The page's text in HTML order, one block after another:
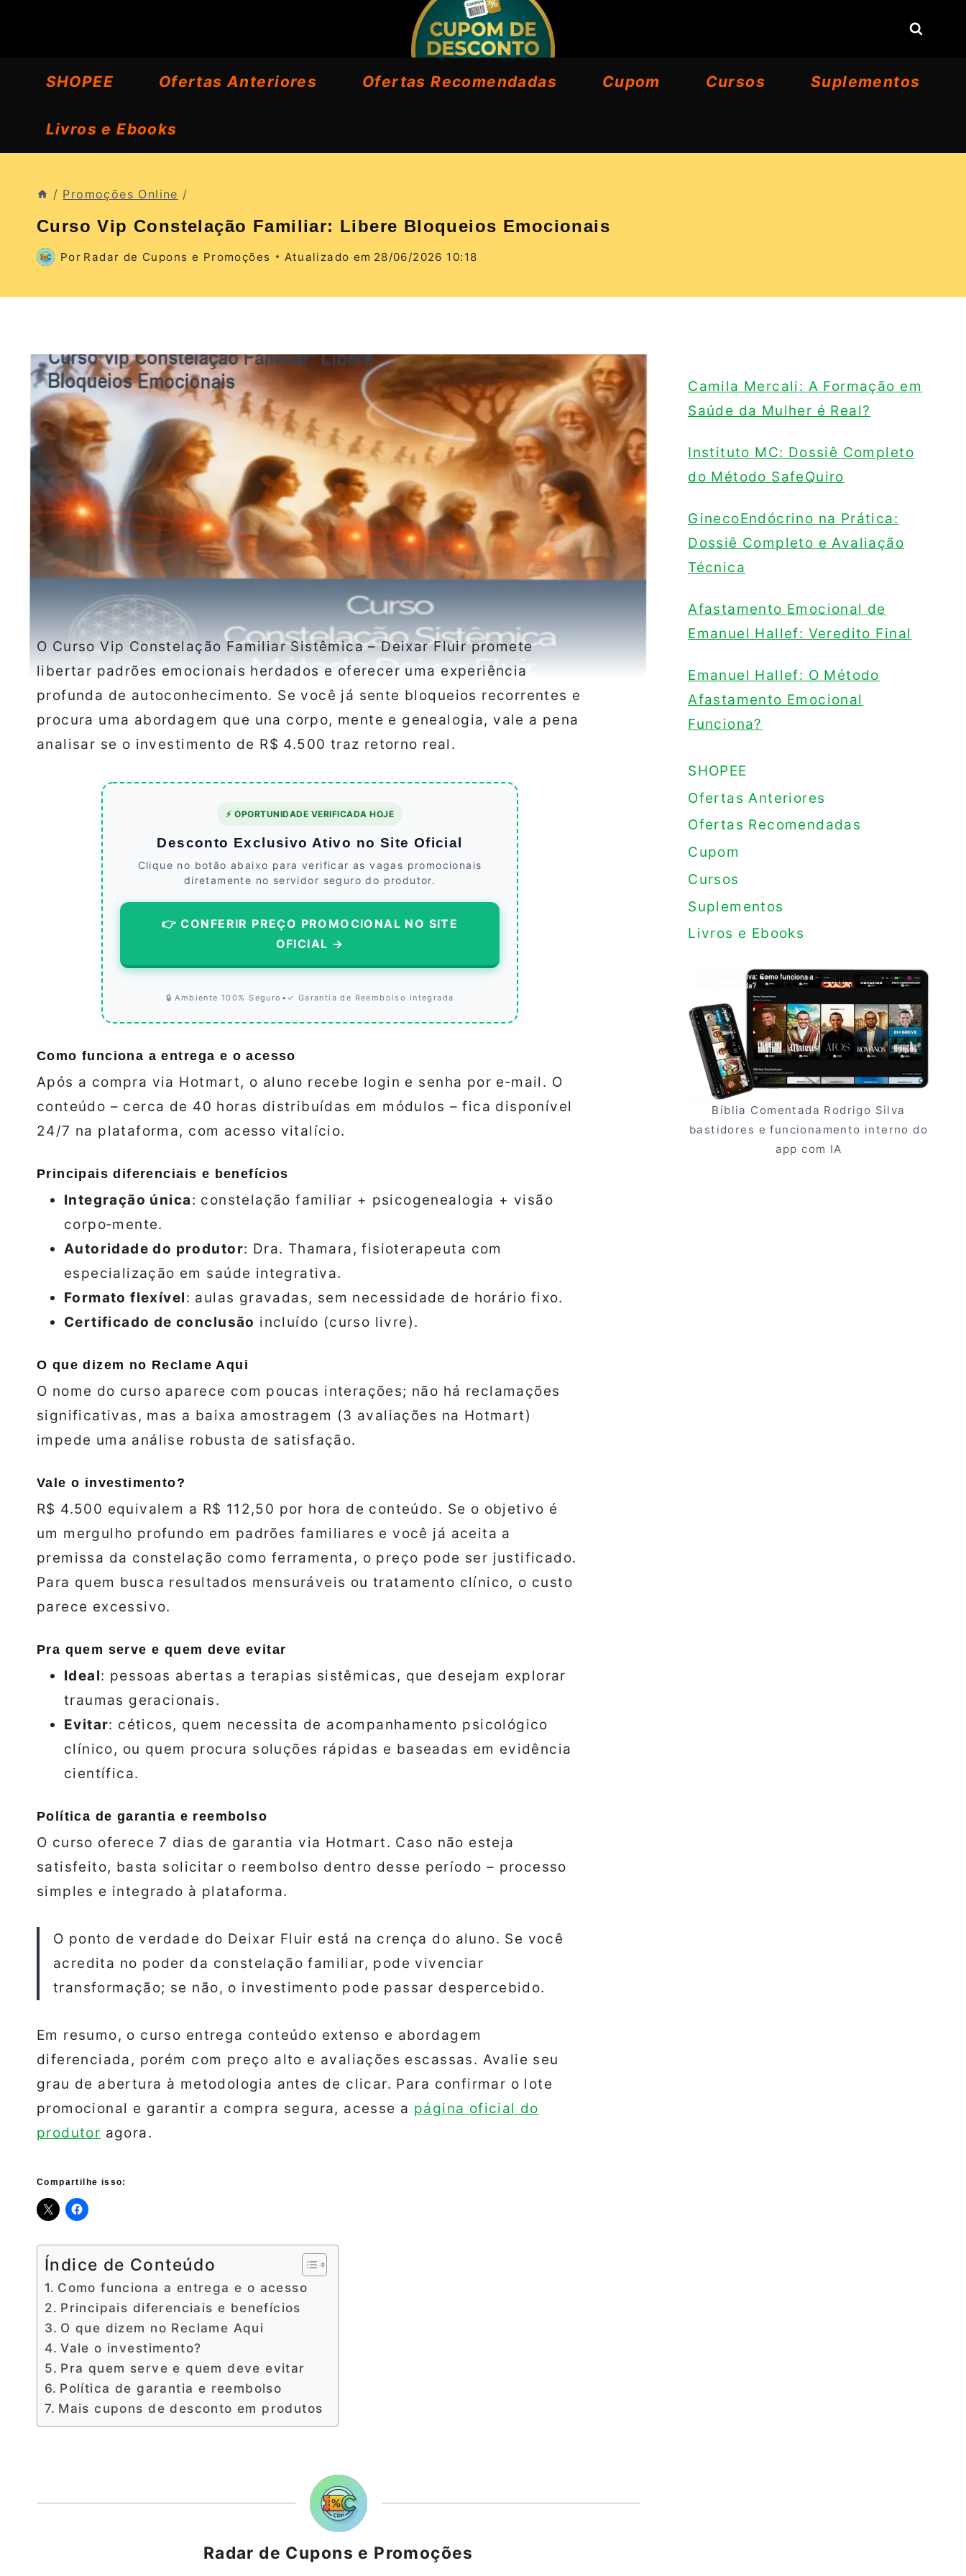
ConteúdoSHOPEE Ofertas Anteriores Ofertas Recomendadas Cupom Cursos Suplementos
Livros e Ebooks
/ Promoções Online /
Curso Vip Constelação Familiar: Libere Bloqueios Emocionais
Por Radar de Cupons e Promoções Atualizado em 28/06/2026 10:18
O Curso Vip Constelação Familiar Sistêmica – Deixar Fluir promete
libertar padrões emocionais herdados e oferecer uma experiência
profunda de autoconhecimento. Se você já sente bloqueios recorrentes e
procura uma abordagem que una corpo, mente e genealogia, vale a pena
analisar se o investimento de R$ 4.500 traz retorno real.
⚡ OPORTUNIDADE VERIFICADA HOJE
Desconto Exclusivo Ativo no Site Oficial
Clique no botão abaixo para verificar as vagas promocionais
diretamente no servidor seguro do produtor.
👉 CONFERIR PREÇO PROMOCIONAL NO SITE
OFICIAL →
🔒 Ambiente 100% Seguro • ✓ Garantia de Reembolso Integrada
Como funciona a entrega e o acesso
Após a compra via Hotmart, o aluno recebe login e senha por e‑mail. O
conteúdo – cerca de 40 horas distribuídas em módulos – fica disponível
24/7 na plataforma, com acesso vitalício.
Principais diferenciais e benefícios
Integração única: constelação familiar + psicogenealogia + visão
corpo‑mente.
Autoridade do produtor: Dra. Thamara, fisioterapeuta com
especialização em saúde integrativa.
Formato flexível: aulas gravadas, sem necessidade de horário fixo.
Certificado de conclusão incluído (curso livre).
O que dizem no Reclame Aqui
O nome do curso aparece com poucas interações; não há reclamações
significativas, mas a baixa amostragem (3 avaliações na Hotmart)
impede uma análise robusta de satisfação.
Vale o investimento?
R$ 4.500 equivalem a R$ 112,50 por hora de conteúdo. Se o objetivo é
um mergulho profundo em padrões familiares e você já aceita a
premissa da constelação como ferramenta, o preço pode ser justificado.
Para quem busca resultados mensuráveis ou tratamento clínico, o custo
parece excessivo.
Pra quem serve e quem deve evitar
Ideal: pessoas abertas a terapias sistêmicas, que desejam explorar
traumas geracionais.
Evitar: céticos, quem necessita de acompanhamento psicológico
clínico, ou quem procura soluções rápidas e baseadas em evidência
científica.
Política de garantia e reembolso
O curso oferece 7 dias de garantia via Hotmart. Caso não esteja
satisfeito, basta solicitar o reembolso dentro desse período – processo
simples e integrado à plataforma.
O ponto de verdade do Deixar Fluir está na crença do aluno. Se você
acredita no poder da constelação familiar, pode vivenciar
transformação; se não, o investimento pode passar despercebido.
Em resumo, o curso entrega conteúdo extenso e abordagem
diferenciada, porém com preço alto e avaliações escassas. Avalie seu
grau de abertura à metodologia antes de clicar. Para confirmar o lote
promocional e garantir a compra segura, acesse a página oficial do
produtor agora.
Compartilhe isso:
Índice de Conteúdo
Como funciona a entrega e o acesso
Principais diferenciais e benefícios
O que dizem no Reclame Aqui
Vale o investimento?
Pra quem serve e quem deve evitar
Política de garantia e reembolso
Mais cupons de desconto em produtos
Radar de Cupons e Promoções
Camila Mercali: A Formação em
Saúde da Mulher é Real?
Instituto MC: Dossiê Completo
do Método SafeQuiro
GinecoEndócrino na Prática:
Dossiê Completo e Avaliação
Técnica
Afastamento Emocional de
Emanuel Hallef: Veredito Final
Emanuel Hallef: O Método
Afastamento Emocional
Funciona?
SHOPEE
Ofertas Anteriores
Ofertas Recomendadas
Cupom
Cursos
Suplementos
Livros e Ebooks
Bíblia Comentada Rodrigo Silva
bastidores e funcionamento interno do
app com IA